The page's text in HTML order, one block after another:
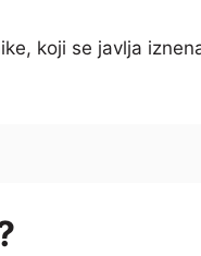
koji se javlja